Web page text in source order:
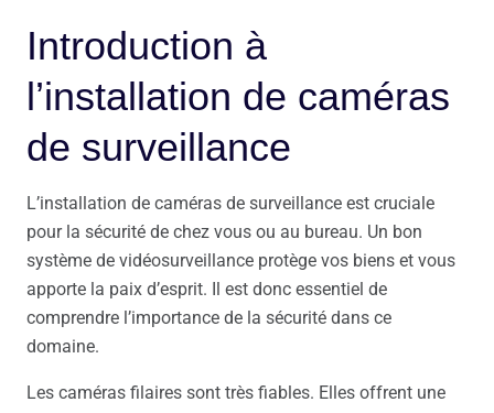
Introduction à
l’installation de caméras
de surveillance
L’installation de caméras de surveillance est cruciale
pour la sécurité de chez vous ou au bureau. Un bon
système de vidéosurveillance protège vos biens et vous
apporte la paix d’esprit. Il est donc essentiel de
comprendre l’importance de la sécurité dans ce
domaine.
Les caméras filaires sont très fiables. Elles offrent une